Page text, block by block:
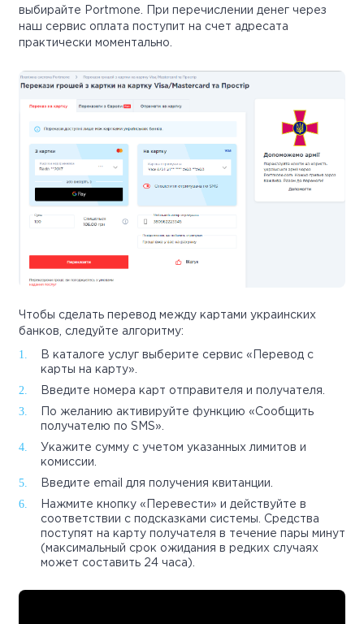
выбирайте Portmone. При перечислении денег через
наш сервис оплата поступит на счет адресата
практически моментально.
Чтобы сделать перевод между картами украинских
банков, следуйте алгоритму:
В каталоге услуг выберите сервис «Перевод с
карты на карту».
Введите номера карт отправителя и получателя.
По желанию активируйте функцию «Сообщить
получателю по SMS».
Укажите сумму с учетом указанных лимитов и
комиссии.
Введите email для получения квитанции.
Нажмите кнопку «Перевести» и действуйте в
соответствии с подсказками системы. Средства
поступят на карту получателя в течение пары минут
(максимальный срок ожидания в редких случаях
может составить 24 часа).